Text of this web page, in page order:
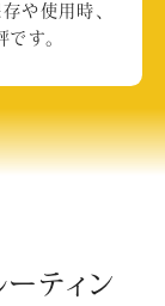
や使用時、
す。
ティン